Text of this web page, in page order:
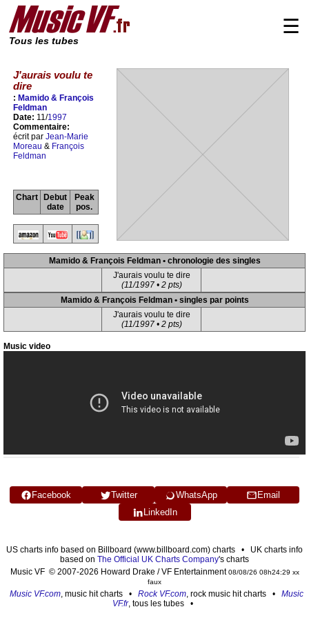
Tous les tubes
☰
J'aurais voulu te
dire
: Mamido & François
Feldman
Date: 11/1997
Commentaire:
écrit par Jean-Marie
Moreau & François
Feldman
Chart
Debut
date
Peak
pos.
Mamido & François Feldman • chronologie des singles
J'aurais voulu te dire
(11/1997 • 2 pts)
Mamido & François Feldman • singles par points
J'aurais voulu te dire
(11/1997 • 2 pts)
Music video
Facebook Twitter WhatsApp
Email
LinkedIn
US charts info based on Billboard (www.billboard.com) charts • UK charts info
based on The Official UK Charts Company's charts
Music VF © 2007-2026 Howard Drake / VF Entertainment08/08/26 08h24:29 xx
faux
Music VF.com, music hit charts • Rock VF.com, rock music hit charts • Music
VF.fr, tous les tubes •